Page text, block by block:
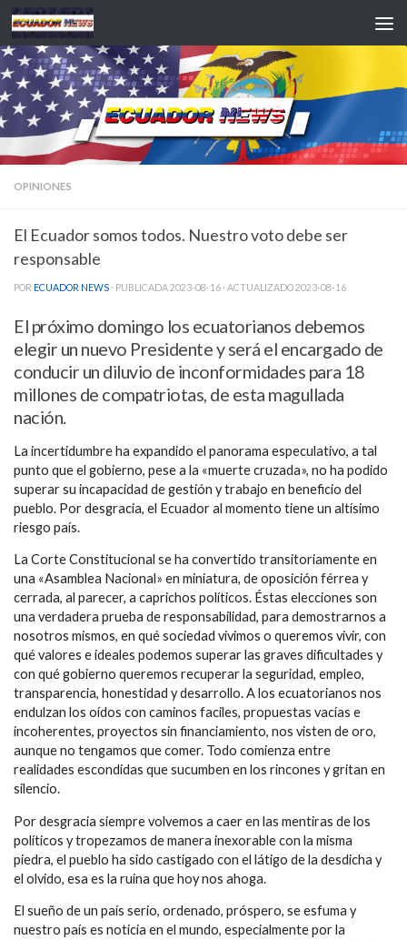
Saltar al contenido
OPINIONES
El Ecuador somos todos. Nuestro voto debe ser
responsable
POR ECUADOR NEWS · PUBLICADA2023-08-16 · ACTUALIZADO2023-08-16
El próximo domingo los ecuatorianos debemos
elegir un nuevo Presidente y será el encargado de
conducir un diluvio de inconformidades para 18
millones de compatriotas, de esta magullada
nación.
La incertidumbre ha expandido el panorama especulativo, a tal
punto que el gobierno, pese a la «muerte cruzada», no ha podido
superar su incapacidad de gestión y trabajo en beneficio del
pueblo. Por desgracia, el Ecuador al momento tiene un altísimo
riesgo país.
La Corte Constitucional se ha convertido transitoriamente en
una «Asamblea Nacional» en miniatura, de oposición férrea y
cerrada, al parecer, a caprichos políticos. Éstas elecciones son
una verdadera prueba de responsabilidad, para demostrarnos a
nosotros mismos, en qué sociedad vivimos o queremos vivir, con
qué valores e ideales podemos superar las graves dificultades y
con qué gobierno queremos recuperar la seguridad, empleo,
transparencia, honestidad y desarrollo. A los ecuatorianos nos
endulzan los oídos con caminos faciles, propuestas vacías e
incoherentes, proyectos sin financiamiento, nos visten de oro,
aunque no tengamos que comer. Todo comienza entre
realidades escondidas que sucumben en los rincones y gritan en
silencio.
Por desgracia siempre volvemos a caer en las mentiras de los
políticos y tropezamos de manera inexorable con la misma
piedra, el pueblo ha sido castigado con el látigo de la desdicha y
el olvido, esa es la ruina que hoy nos ahoga.
El sueño de un país serio, ordenado, próspero, se esfuma y
nuestro país es noticia en el mundo, especialmente por la